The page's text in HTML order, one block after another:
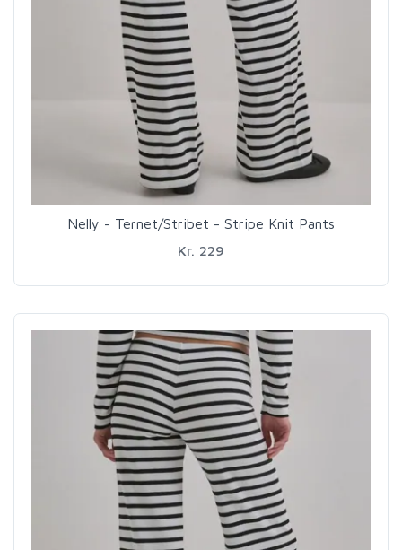
Nelly - Ternet/Stribet - Stripe Knit Pants
Kr. 229